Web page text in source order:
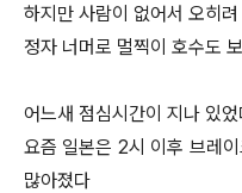
하지만 사람이 없어서 오히
정자 너머로 멀찍이 호수도
어느새 점심시간이 지나 있
요즘 일본은 2시 이후 브레
많아졌다